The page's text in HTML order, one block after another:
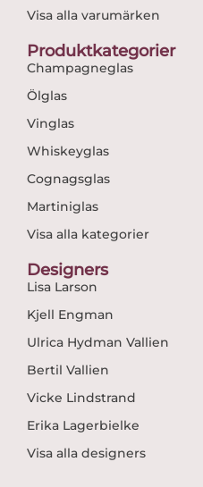
Visa alla varumärken
Produktkategorier
Champagneglas
Ölglas
Vinglas
Whiskeyglas
Cognagsglas
Martiniglas
Visa alla kategorier
Designers
Lisa Larson
Kjell Engman
Ulrica Hydman Vallien
Bertil Vallien
Vicke Lindstrand
Erika Lagerbielke
Visa alla designers